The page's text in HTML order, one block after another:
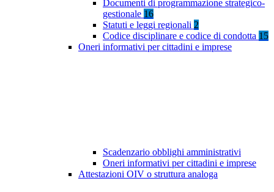
Documenti di programmazione strategico-
gestionale 16
Statuti e leggi regionali 2
Codice disciplinare e codice di condotta 15
Oneri informativi per cittadini e imprese
Scadenzario obblighi amministrativi
Oneri informativi per cittadini e imprese
Attestazioni OIV o struttura analoga